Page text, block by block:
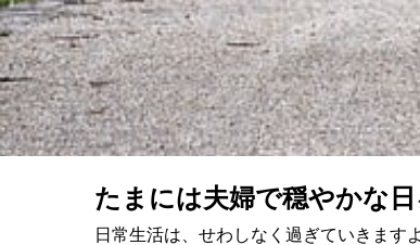
たまには夫婦で穏やかな
日常生活は、せわしなく過ぎていきます